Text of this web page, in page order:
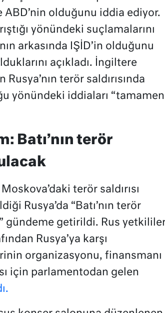
ABD’nin olduğunu iddia ediyor.
yönündeki suçlamalarını
arkasında IŞİD’in olduğunu
açıkladı. İngiltere
terör saldırısında
yönündeki iddiaları “tamamen
Batı’nın terör
terör saldırısı
Rusya’da “Batı’nın terör
gündeme getirildi. Rus
Rusya’ya karşı
organizasyonu, finansmanı
için parlamentodan gelen